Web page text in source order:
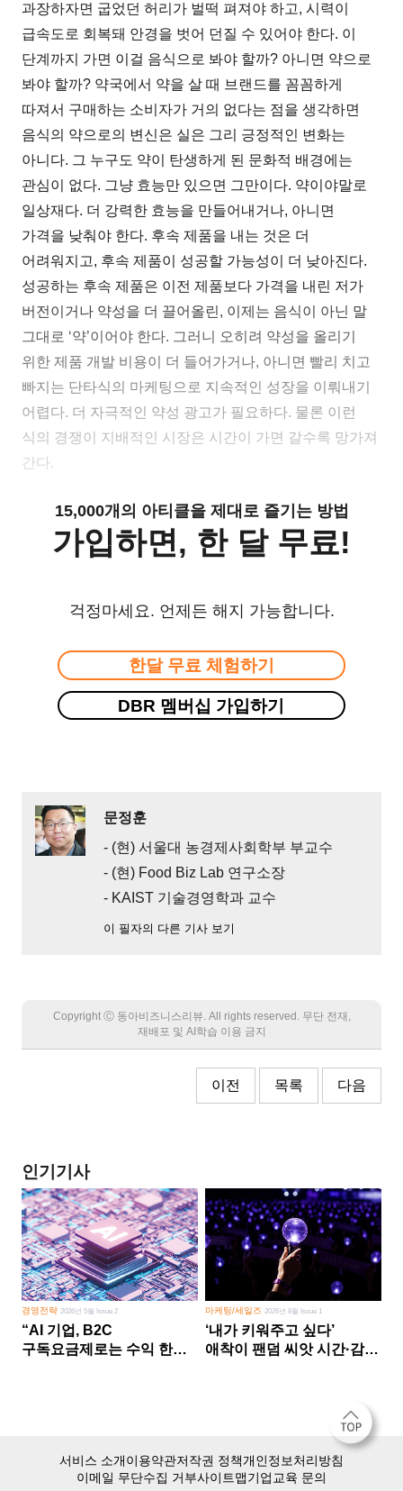
과장하자면 굽었던 허리가 벌떡 펴져야 하고, 시력이
급속도로 회복돼 안경을 벗어 던질 수 있어야 한다. 이
단계까지 가면 이걸 음식으로 봐야 할까? 아니면 약으로
봐야 할까? 약국에서 약을 살 때 브랜드를 꼼꼼하게
따져서 구매하는 소비자가 거의 없다는 점을 생각하면
음식의 약으로의 변신은 실은 그리 긍정적인 변화는
아니다. 그 누구도 약이 탄생하게 된 문화적 배경에는
관심이 없다. 그냥 효능만 있으면 그만이다. 약이야말로
일상재다. 더 강력한 효능을 만들어내거나, 아니면
가격을 낮춰야 한다. 후속 제품을 내는 것은 더
어려워지고, 후속 제품이 성공할 가능성이 더 낮아진다.
성공하는 후속 제품은 이전 제품보다 가격을 내린 저가
버전이거나 약성을 더 끌어올린, 이제는 음식이 아닌 말
그대로 ‘약’이어야 한다. 그러니 오히려 약성을 올리기
위한 제품 개발 비용이 더 들어가거나, 아니면 빨리 치고
빠지는 단타식의 마케팅으로 지속적인 성장을 이뤄내기
어렵다. 더 자극적인 약성 광고가 필요하다. 물론 이런
식의 경쟁이 지배적인 시장은 시간이 가면 갈수록 망가져
간다.
15,000개의 아티클을 제대로 즐기는 방법
가입하면, 한 달 무료!
걱정마세요. 언제든 해지 가능합니다.
한달 무료 체험하기
DBR 멤버십 가입하기
문정훈
- (현) 서울대 농경제사회학부 부교수
- (현) Food Biz Lab 연구소장
- KAIST 기술경영학과 교수
이 필자의 다른 기사 보기
Copyright Ⓒ 동아비즈니스리뷰. All rights reserved. 무단 전재,
재배포 및 AI학습 이용 금지
이전 목록 다음
인기기사
경영전략2026년 5월 Issue 2
“AI 기업, B2C
구독요금제로는 수익 한계
마케팅/세일즈 2026년 8월 Issue 1
‘내가 키워주고 싶다’
애착이 팬덤 씨앗 시간·감정
서비스 소개이용약관저작권 정책개인정보처리방침
이메일 무단수집 거부사이트맵기업교육 문의